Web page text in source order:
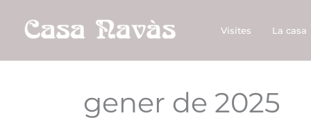
Visites La casa
gener de 2025